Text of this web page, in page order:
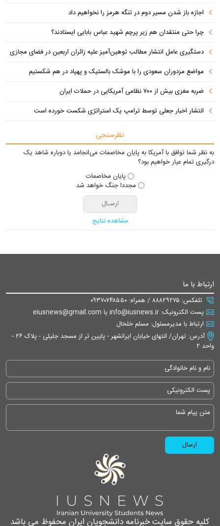
اجازه باز شدن مسیر دوم در تنگه هرمز را نخواهیم داد
چرا حتی منتقدان هم زیر پرچم شهید عباس بابایی ایستادند؟
دستگیری عامل انتشار مطالب توهین‌آمیز علیه زائران اربعین در فضای مجازی
مواضع مزدوران سعودی را با موشک بالستیک و پهپاد در هم شکستیم
ضربه مغزی بیش از ۷۰۰ نظامی آمریکایی در حملات ایران
انتشار اخبار جعلی توسط ترامپ یک استراتژی شکست خورده است
نظرسنجی
به نظر شما توافق با آمریکا به پایان مخاصمات می‌انجامد یا دوباره شاهد یک
درگیری تمام عیار خواهیم بود؟
پایان مخاصمات
مجددا جنگ خواهد شد
مشاهده نتایج
ارتباط با ما
تلفکس: ۸۸۸۲۹۲۷۵ / همراه: ۰۹۳۷۰۷۴۸۵۵۰
پست الکترونیک: info@iusnews.ir یا eiusnews@gmail.com
ارتباط با مدیرمسئول: مسلم خلخال
آدرس: تهران/ انتهای خیابان ایرانشهر - پایین تر از مسجد جلیلی - پلاک ۲۶ -
واحد ۲
کلیه حقوق سایت خبرنامه دانشجویان ایران محفوظ می باشد